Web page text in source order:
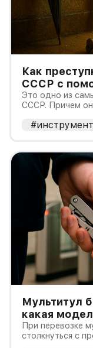
Как
СССР с
Это одно из
СССР. Причем
Мультитул
какая
досмотр?
При перевозке
столкнуться с